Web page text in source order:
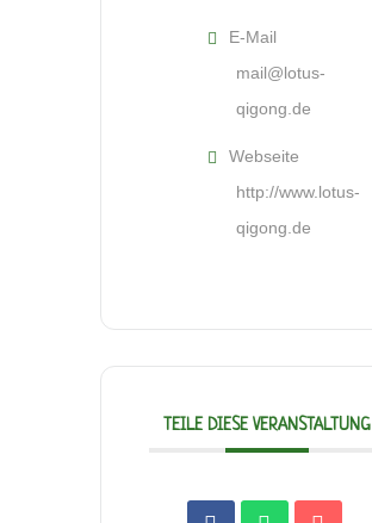
E-Mail
mail@lotus-
qigong.de
Webseite
http://www.lotus-
qigong.de
TEILE DIESE VERANSTALTUNG